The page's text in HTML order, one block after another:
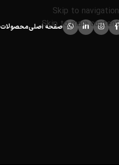
Skip to navigation
Skip to main content
صفحه اصلیمحصولات